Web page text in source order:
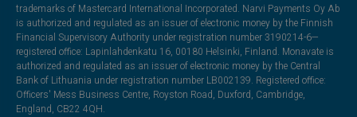
trademarks of Mastercard International Incorporated. Narvi Payments Oy Ab
is authorized and regulated as an issuer of electronic money by the Finnish
Financial Supervisory Authority under registration number 3190214-6—
registered office: Lapinlahdenkatu 16, 00180 Helsinki, Finland. Monavate is
authorized and regulated as an issuer of electronic money by the Central
Bank of Lithuania under registration number LB002139. Registered office:
Officers' Mess Business Centre, Royston Road, Duxford, Cambridge,
England, CB22 4QH.